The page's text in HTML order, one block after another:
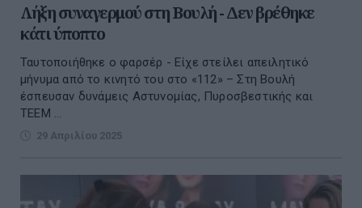
Λήξη συναγερμού στη Βουλή - Δεν βρέθηκε
κάτι ύποπτο
Ταυτοποιήθηκε ο φαρσέρ - Είχε στείλει απειλητικό
μήνυμα από το κινητό του στο «112» – Στη Βουλή
έσπευσαν δυνάμεις Αστυνομίας, Πυροσβεστικής και
ΤΕΕΜ ...
29 Απριλίου 2025